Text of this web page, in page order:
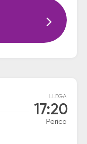
LLEGA
17:20
Perico